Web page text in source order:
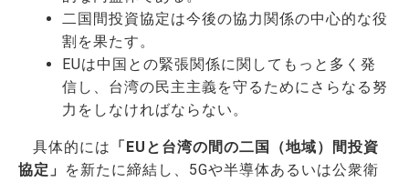
二国間投資協定は今後の協力関係の中心的な役
割を果たす。
EUは中国との緊張関係に関してもっと多く発
信し、台湾の民主主義を守るためにさらなる努
力をしなければならない。
具体的には 「EUと台湾の間の二国（地域）間投資
協定」
を新たに締結し、5Gや半導体あるいは公衆衛